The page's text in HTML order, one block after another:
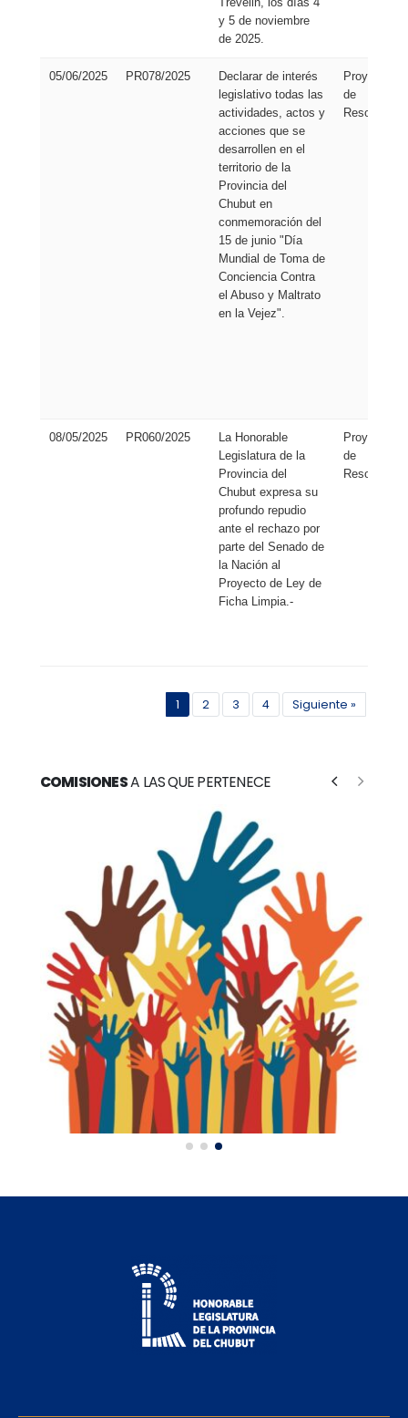
y 5 de noviembre
de 2025.
05/06/2025 PR078/2025
Declarar de interés
legislativo todas las
actividades, actos y
acciones que se
desarrollen en el
territorio de la
Provincia del
Chubut en
conmemoración del
15 de junio "Día
Mundial de Toma de
Conciencia Contra
el Abuso y Maltrato
en la Vejez".
Proyecto
de
Resolución
08/05/2025 PR060/2025
La Honorable
Legislatura de la
Provincia del
Chubut expresa su
profundo repudio
ante el rechazo por
parte del Senado de
la Nación al
Proyecto de Ley de
Ficha Limpia.-
Proyecto
de
Resolución
1 2 3 4 Siguiente »
COMISIONESA LAS QUE PERTENECE